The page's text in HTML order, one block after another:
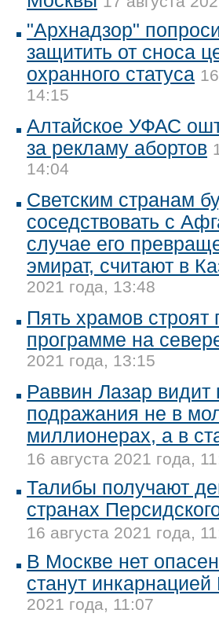
"Архнадзор"
защитить от сноса
охранного статуса
14:15
Алтайское УФАС
за рекламу абортов
14:04
Светским странам
соседствовать с
случае его
эмират, считают в
2021 года, 13:48
Пять храмов строят
программе на
2021 года, 13:15
Раввин Лазар
подражания не в
миллионерах, а в
16 августа 2021 года,
Талибы получают
странах
16 августа 2021 года,
В Москве нет
станут
2021 года, 11:07